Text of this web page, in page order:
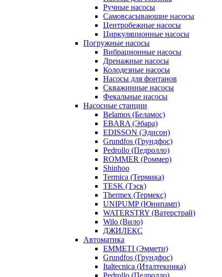
Ручные насосы
Самовсасывающие насосы
Центробежные насосы
Циркуляционные насосы
Погружные насосы
Вибрационные насосы
Дренажные насосы
Колодезные насосы
Насосы для фонтанов
Скважинные насосы
Фекальные насосы
Насосные станции
Belamos (Беламос)
EBARA (Эбара)
EDISSON (Эдисон)
Grundfos (Грундфос)
Pedrollo (Педролло)
ROMMER (Роммер)
Shinhoo
Termica (Термика)
TESK (Тэск)
Thermex (Термекс)
UNIPUMP (Юнипамп)
WATERSTRY (Ватерстрай)
Wilo (Вило)
ДЖИЛЕКС
Автоматика
EMMETI (Эммети)
Grundfos (Грундфос)
Italtecnica (Италтекника)
Pedrollo (Педролло)